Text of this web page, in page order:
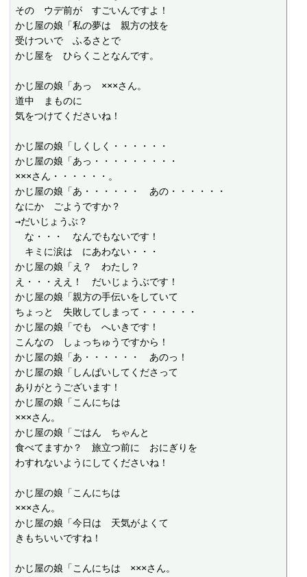
その　ウデ前が　すごいんですよ！
かじ屋の娘「私の夢は　親方の技を
受けついで　ふるさとで
かじ屋を　ひらくことなんです。
かじ屋の娘「あっ　×××さん。
道中　まものに
気をつけてくださいね！
かじ屋の娘「しくしく・・・・・・
かじ屋の娘「あっ・・・・・・・・・
×××さん・・・・・・。
かじ屋の娘「あ・・・・・・　あの・・・・・・
なにか　ごようですか？
→だいじょうぶ？
な・・・　なんでもないです！
キミに涙は　にあわない・・・
かじ屋の娘「え？　わたし？
え・・・ええ！　だいじょうぶです！
かじ屋の娘「親方の手伝いをしていて
ちょっと　失敗してしまって・・・・・・
かじ屋の娘「でも　へいきです！
こんなの　しょっちゅうですから！
かじ屋の娘「あ・・・・・・　あのっ！
かじ屋の娘「しんぱいしてくださって
ありがとうございます！
かじ屋の娘「こんにちは
×××さん。
かじ屋の娘「ごはん　ちゃんと
食べてますか？　旅立つ前に　おにぎりを
わすれないようにしてくださいね！
かじ屋の娘「こんにちは
×××さん。
かじ屋の娘「今日は　天気がよくて
きもちいいですね！
かじ屋の娘「こんにちは　×××さん。